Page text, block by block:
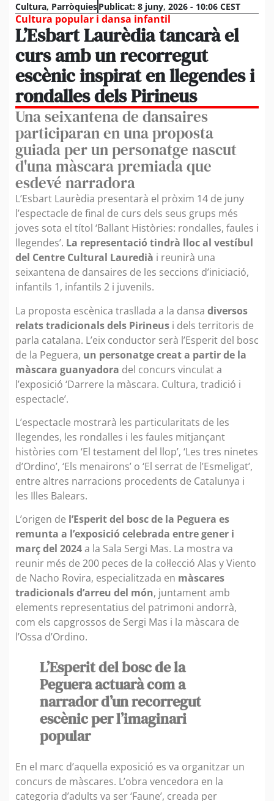
Cultura, ParròquiesPublicat: 8 juny, 2026 - 10:06 CEST
Cultura popular i dansa infantil
L’Esbart Laurèdia tancarà el
curs amb un recorregut
escènic inspirat en llegendes i
rondalles dels Pirineus
Una seixantena de dansaires
participaran en una proposta
guiada per un personatge nascut
d'una màscara premiada que
esdevé narradora
L’Esbart Laurèdia presentarà el pròxim 14 de juny
l’espectacle de final de curs dels seus grups més
joves sota el títol ‘Ballant Històries: rondalles, faules i
llegendes’. La representació tindrà lloc al vestíbul
del Centre Cultural Lauredià i reunirà una
seixantena de dansaires de les seccions d’iniciació,
infantils 1, infantils 2 i juvenils.
La proposta escènica trasllada a la dansa diversos
relats tradicionals dels Pirineus i dels territoris de
parla catalana. L’eix conductor serà l’Esperit del bosc
de la Peguera, un personatge creat a partir de la
màscara guanyadora del concurs vinculat a
l’exposició ‘Darrere la màscara. Cultura, tradició i
espectacle’.
L’espectacle mostrarà les particularitats de les
llegendes, les rondalles i les faules mitjançant
històries com ‘El testament del llop’, ‘Les tres ninetes
d’Ordino’, ‘Els menairons’ o ‘El serrat de l’Esmeligat’,
entre altres narracions procedents de Catalunya i
les Illes Balears.
L’origen de l’Esperit del bosc de la Peguera es
remunta a l’exposició celebrada entre gener i
març del 2024a la Sala Sergi Mas. La mostra va
reunir més de 200 peces de la col·lecció Alas y Viento
de Nacho Rovira, especialitzada en màscares
tradicionals d’arreu del món, juntament amb
elements representatius del patrimoni andorrà,
com els capgrossos de Sergi Mas i la màscara de
l’Ossa d’Ordino.
L’Esperit del bosc de la
Peguera actuarà com a
narrador d’un recorregut
escènic per l’imaginari
popular
En el marc d’aquella exposició es va organitzar un
concurs de màscares. L’obra vencedora en la
categoria d’adults va ser ‘Faune’, creada per